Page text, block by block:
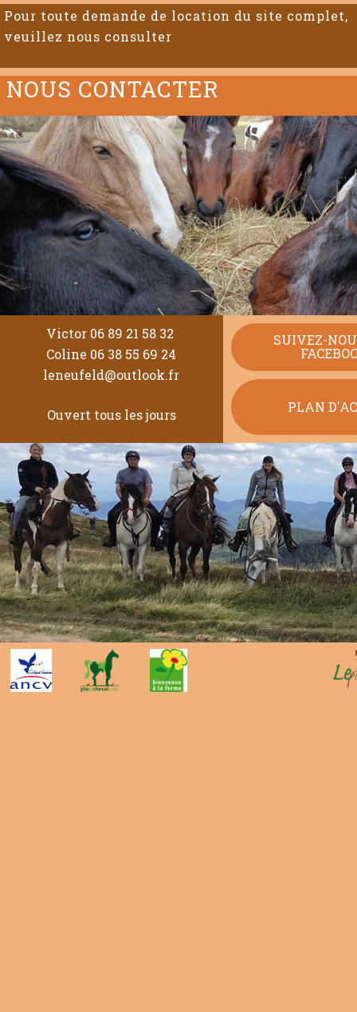
Pour toute demande de location du site complet,
veuillez nous consulter
NOUS CONTACTER
Victor 06 89 21 58 32
Coline 06 38 55 69 24
leneufeld@outlook.fr
Ouvert tous les jours
SUIVEZ-
PLAN